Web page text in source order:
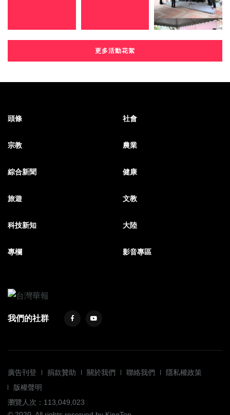
更多活動花絮
頭條 社會
宗教 農業
綜合新聞 健康
旅遊 文教
科技新知 大陸
專欄 影音專區
我們的社群
廣告刊登 捐款贊助 關於我們 聯絡我們
隱私權政策
版權聲明
瀏覽人次：113,049,023